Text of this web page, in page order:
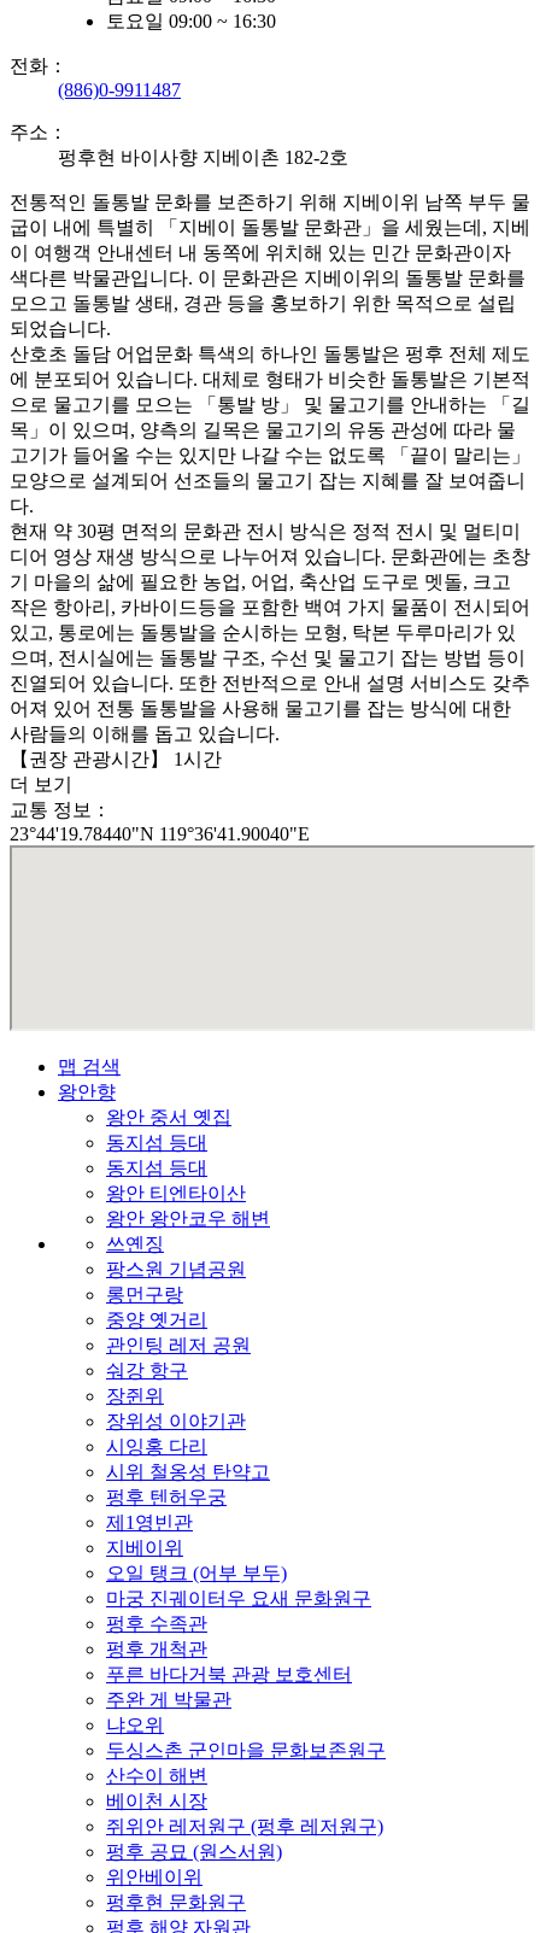
토요일 09:00 ~ 16:30
전화：
(886)0-9911487
주소：
펑후현 바이사향 지베이촌 182-2호
전통적인 돌통발 문화를 보존하기 위해 지베이위 남쪽 부두 물
굽이 내에 특별히 「지베이 돌통발 문화관」을 세웠는데, 지베
이 여행객 안내센터 내 동쪽에 위치해 있는 민간 문화관이자
색다른 박물관입니다. 이 문화관은 지베이위의 돌통발 문화를
모으고 돌통발 생태, 경관 등을 홍보하기 위한 목적으로 설립
되었습니다.
산호초 돌담 어업문화 특색의 하나인 돌통발은 펑후 전체 제도
에 분포되어 있습니다. 대체로 형태가 비슷한 돌통발은 기본적
으로 물고기를 모으는 「통발 방」 및 물고기를 안내하는 「길
목」이 있으며, 양측의 길목은 물고기의 유동 관성에 따라 물
고기가 들어올 수는 있지만 나갈 수는 없도록 「끝이 말리는」
모양으로 설계되어 선조들의 물고기 잡는 지혜를 잘 보여줍니
다.
현재 약 30평 면적의 문화관 전시 방식은 정적 전시 및 멀티미
디어 영상 재생 방식으로 나누어져 있습니다. 문화관에는 초창
기 마을의 삶에 필요한 농업, 어업, 축산업 도구로 멧돌, 크고
작은 항아리, 카바이드등을 포함한 백여 가지 물품이 전시되어
있고, 통로에는 돌통발을 순시하는 모형, 탁본 두루마리가 있
으며, 전시실에는 돌통발 구조, 수선 및 물고기 잡는 방법 등이
진열되어 있습니다. 또한 전반적으로 안내 설명 서비스도 갖추
어져 있어 전통 돌통발을 사용해 물고기를 잡는 방식에 대한
사람들의 이해를 돕고 있습니다.
【권장 관광시간】 1시간
더 보기
교통 정보：
23°44'19.78440"N 119°36'41.90040"E
맵 검색
왕안향
왕안 중서 옛집
동지섬 등대
동지섬 등대
왕안 티엔타이산
왕안 왕안코우 해변
쓰옌징
팡스원 기념공원
롱먼구랑
중양 옛거리
관인팅 레저 공원
숴강 항구
장쥔위
장위성 이야기관
시잉홍 다리
시위 철옹성 탄약고
펑후 텐허우궁
제1영빈관
지베이위
오일 탱크 (어부 부두)
마궁 진궤이터우 요새 문화원구
펑후 수족관
펑후 개척관
푸른 바다거북 관광 보호센터
주완 게 박물관
냐오위
두싱스촌 군인마을 문화보존원구
산수이 해변
베이천 시장
쥐위안 레저원구 (펑후 레저원구)
펑후 공묘 (원스서원)
위안베이위
펑후현 문화원구
펑후 해양 자원관